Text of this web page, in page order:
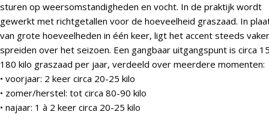
sturen op weersomstandigheden en vocht. In de praktijk wordt
gewerkt met richtgetallen voor de hoeveelheid graszaad. In
van grote hoeveelheden in één keer, ligt het accent steeds
spreiden over het seizoen. Een gangbaar uitgangspunt is circa
180 kilo graszaad per jaar, verdeeld over meerdere momenten:
• voorjaar: 2 keer circa 20-25 kilo
• zomer/herstel: tot circa 80-90 kilo
• najaar: 1 à 2 keer circa 20-25 kilo